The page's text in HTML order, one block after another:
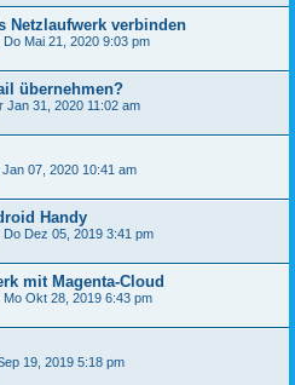
Netzlaufwerk verbinden
Do Mai 21, 2020 9:03 pm
übernehmen?
Jan 31, 2020 11:02 am
Jan 07, 2020 10:41 am
Handy
Do Dez 05, 2019 3:41 pm
mit Magenta-Cloud
Mo Okt 28, 2019 6:43 pm
19, 2019 5:18 pm